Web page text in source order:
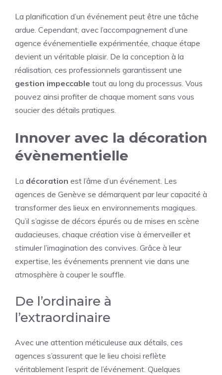
La planification d’un événement peut être une tâche
ardue. Cependant, avec l’accompagnement d’une
agence événementielle expérimentée, chaque étape
devient un véritable plaisir. De la conception à la
réalisation, ces professionnels garantissent une
gestion impeccable tout au long du processus. Vous
pouvez ainsi profiter de chaque moment sans vous
soucier des détails pratiques.
Innover avec la décoration
évènementielle
La décoration est l’âme d’un événement. Les
agences de Genève se démarquent par leur capacité à
transformer des lieux en environnements magiques.
Qu’il s’agisse de décors épurés ou de mises en scène
audacieuses, chaque création vise à émerveiller et
stimuler l’imagination des convives. Grâce à leur
expertise, les événements prennent vie dans une
atmosphère à couper le souffle.
De l’ordinaire à
l’extraordinaire
Avec une attention méticuleuse aux détails, ces
agences s’assurent que le lieu choisi reflète
véritablement l’esprit de l’événement. Quelques